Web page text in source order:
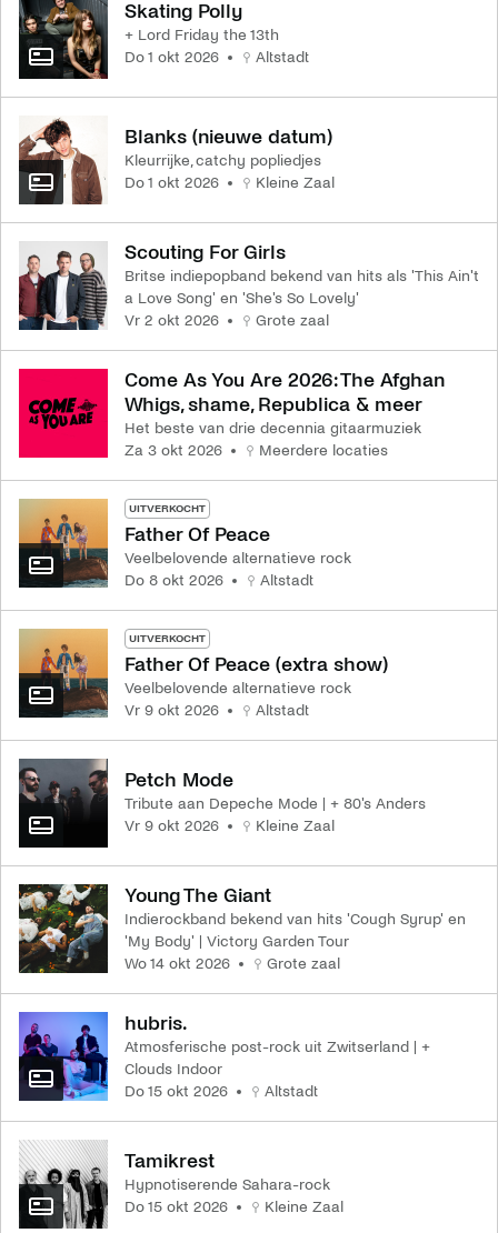
Skating Polly
+ Lord Friday the 13th
do 1 okt 2026
Altstadt
Blanks (nieuwe datum)
Kleurrijke, catchy popliedjes
do 1 okt 2026
Kleine Zaal
Scouting For Girls
Britse indiepopband bekend van hits als 'This Ain't
a Love Song' en 'She's So Lovely'
vr 2 okt 2026
Grote zaal
Come As You Are 2026: The Afghan
Whigs, shame, Republica & meer
Het beste van drie decennia gitaarmuziek
za 3 okt 2026
Meerdere locaties
UITVERKOCHT
Father Of Peace
Veelbelovende alternatieve rock
do 8 okt 2026
Altstadt
UITVERKOCHT
Father Of Peace (extra show)
Veelbelovende alternatieve rock
vr 9 okt 2026
Altstadt
Petch Mode
Tribute aan Depeche Mode | + 80's Anders
vr 9 okt 2026
Kleine Zaal
Young The Giant
Indierockband bekend van hits 'Cough Syrup' en
'My Body' | Victory Garden Tour
wo 14 okt 2026
Grote zaal
hubris.
Atmosferische post-rock uit Zwitserland | +
Clouds Indoor
do 15 okt 2026
Altstadt
Tamikrest
Hypnotiserende Sahara-rock
do 15 okt 2026
Kleine Zaal